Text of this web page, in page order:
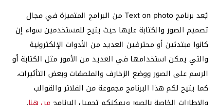
يُعد برنامج Text on photo من البرامج المتميزة في مجال
تصميم الصور والكتابة عليها حيث يتيح للمستخدمين سواء إن
كانوا مبتدئين أو محترفين العديد من الأدوات الإلكترونية
والتي يمكن استخدامها في العديد من الأمور مثل الكتابة أو
الرسم على الصور ووضع الزخارف والملصقات وبعض التأثيرات،
كما يتيح لكم هذا البرنامج مجموعة من الفلاتر والقوالب